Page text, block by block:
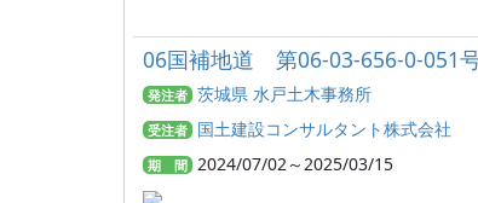
06国補地道 第06-03-656-0-051
発注者 茨城県 水戸土木事務所
受注者 国土建設コンサルタント株式会社
期 間 2024/07/02～2025/03/15